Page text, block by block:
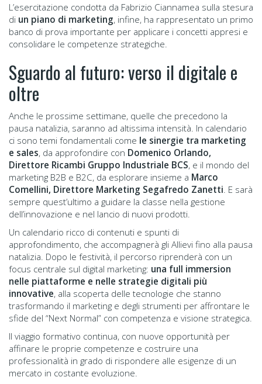
L’esercitazione condotta da Fabrizio Ciannamea sulla stesura
di un piano di marketing, infine, ha rappresentato un primo
banco di prova importante per applicare i concetti appresi e
consolidare le competenze strategiche.
Sguardo al futuro: verso il digitale e
oltre
Anche le prossime settimane, quelle che precedono la
pausa natalizia, saranno ad altissima intensità. In calendario
ci sono temi fondamentali come le sinergie tra marketing
e sales, da approfondire con Domenico Orlando,
Direttore Ricambi Gruppo Industriale BCS, e il mondo del
marketing B2B e B2C, da esplorare insieme a Marco
Comellini, Direttore Marketing Segafredo Zanetti . E sarà
sempre quest’ultimo a guidare la classe nella gestione
dell’innovazione e nel lancio di nuovi prodotti.
Un calendario ricco di contenuti e spunti di
approfondimento, che accompagnerà gli Allievi fino alla pausa
natalizia. Dopo le festività, il percorso riprenderà con un
focus centrale sul digital marketing: una full immersion
nelle piattaforme e nelle strategie digitali più
innovative, alla scoperta delle tecnologie che stanno
trasformando il marketing e degli strumenti per affrontare le
sfide del “Next Normal” con competenza e visione strategica.
Il viaggio formativo continua, con nuove opportunità per
affinare le proprie competenze e costruire una
professionalità in grado di rispondere alle esigenze di un
mercato in costante evoluzione.